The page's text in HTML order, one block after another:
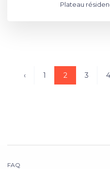
Plateau
‹ 1 2 3 4
FAQ